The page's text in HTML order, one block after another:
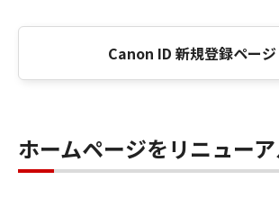
Canon ID 新規登録ページ
ホームページをリニュー